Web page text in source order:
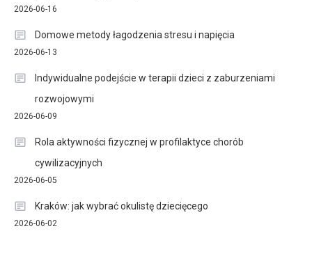
2026-06-16
Domowe metody łagodzenia stresu i napięcia
2026-06-13
Indywidualne podejście w terapii dzieci z zaburzeniami
rozwojowymi
2026-06-09
Rola aktywności fizycznej w profilaktyce chorób
cywilizacyjnych
2026-06-05
Kraków: jak wybrać okulistę dziecięcego
2026-06-02